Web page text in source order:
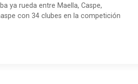
ya rueda entre Maella, Caspe,
con 34 clubes en la competición